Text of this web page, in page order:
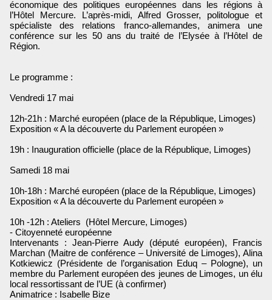
économique des politiques européennes dans les régions à
l’Hôtel Mercure. L’après-midi, Alfred Grosser, politologue et
spécialiste des relations franco-allemandes, animera une
conférence sur les 50 ans du traité de l’Elysée à l’Hôtel de
Région.
Le programme :
Vendredi 17 mai
12h-21h : Marché européen (place de la République, Limoges)
Exposition « A la découverte du Parlement européen »
19h : Inauguration officielle (place de la République, Limoges)
Samedi 18 mai
10h-18h : Marché européen (place de la République, Limoges)
Exposition « A la découverte du Parlement européen »
10h -12h : Ateliers (Hôtel Mercure, Limoges)
- Citoyenneté européenne
Intervenants : Jean-Pierre Audy (député européen), Francis
Marchan (Maitre de conférence – Université de Limoges), Alina
Kotkiewicz (Présidente de l’organisation Eduq – Pologne), un
membre du Parlement européen des jeunes de Limoges, un élu
local ressortissant de l’UE (à confirmer)
Animatrice : Isabelle Bize